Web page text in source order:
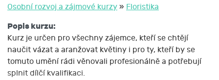
Osobní rozvoj a zájmové kurzy » Floristika
Popis kurzu:
Kurz je určen pro všechny zájemce, kteří se chtějí
naučit vázat a aranžovat květiny i pro ty, kteří by se
tomuto umění rádi věnovali profesionálně a potřebují
splnit dílčí kvalifikaci.